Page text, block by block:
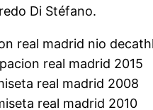
Di Stéfano.